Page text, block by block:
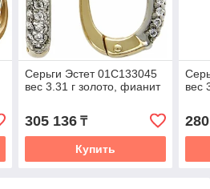
Серьги Эстет 01С133045
вес 3.31 г золото, фианит
305 136₸
Купить
вес